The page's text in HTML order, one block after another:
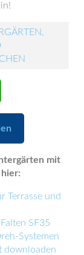
mit
Terrasse und
SF35
Systemen
downloaden